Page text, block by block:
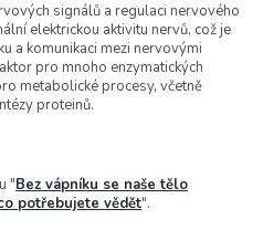
signálů a regulaci nervového
elektrickou aktivitu nervů, což je
a komunikaci mezi nervovými
pro mnoho enzymatických
metabolické procesy, včetně
proteinů.
"Bez vápníku se naše tělo
potřebujete vědět".